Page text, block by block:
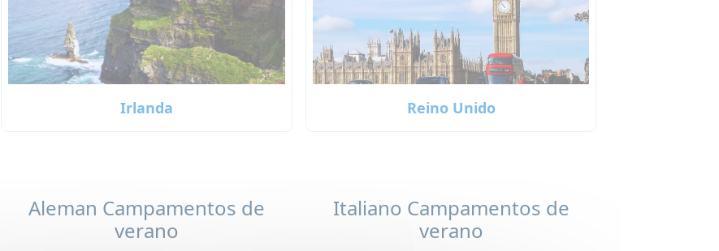
Irlanda Reino Unido
Aleman Campamentos de
verano
Italiano Campamentos de
verano